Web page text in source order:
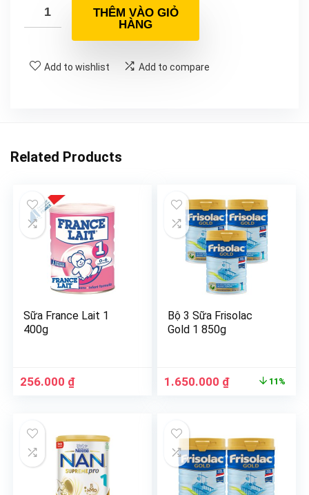
THÊM VÀO GIỎ
HÀNG
Add to wishlist Add to compare
Related Products
Sữa France Lait 1
400g
256.000 ₫
Bộ 3 Sữa Frisolac
Gold 1 850g
1.650.000 ₫ 11%